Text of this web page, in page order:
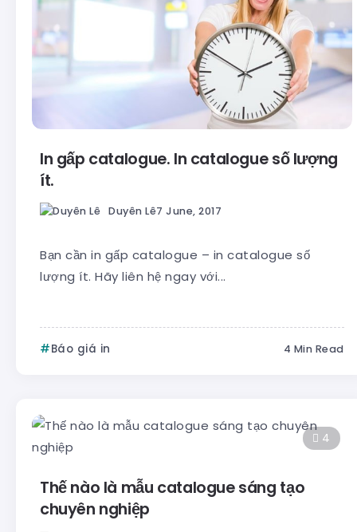
In gấp catalogue. In catalogue số lượng
ít.
Duyên Lê7 June, 2017
Bạn cần in gấp catalogue – in catalogue số
lượng ít. Hãy liên hệ ngay với...
Báo giá in 4 Min Read
4
Thế nào là mẫu catalogue sáng tạo
chuyên nghiệp